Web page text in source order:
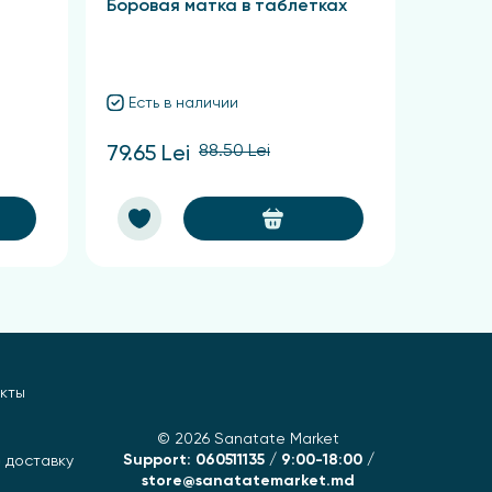
Боровая матка в таблетках
Есть в наличии
79.65 Lei 88.50 Lei
© 2026 Sanatate Market
Support: 060511135 / 9:00-18:00 /
store@sanatatemarket.md